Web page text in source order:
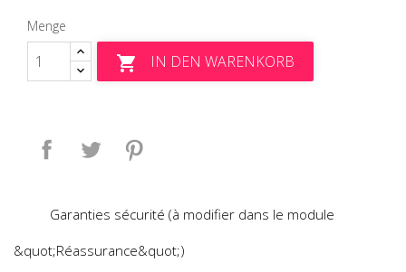
Menge
 IN DEN WARENKORB
Teilen Tweet
Garanties sécurité (à modifier dans le module
&quot;Réassurance&quot;)